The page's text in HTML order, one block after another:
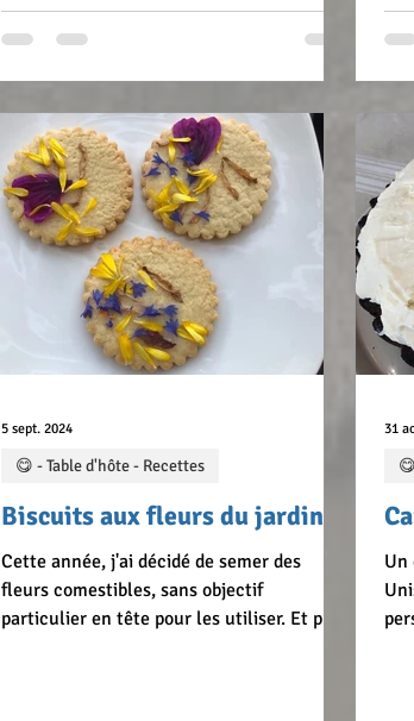
votre choix Exemples de composition Fleur
d’oranger (2 càs), graines de pavot (2 càs).
Chocolat (1,5 càc de cacao), vanille (2 càs)
Noix de coco (20g), chocolat (3 càc de
cacao bombées) Vanill
Biscuits aux fleurs du jardin
Cette année, j'ai décidé de semer des
fleurs comestibles, sans objectif
particulier en tête pour les utiliser. Et puis
😋 - Table d'hôte - Recettes
5 sept. 2024
Un
31